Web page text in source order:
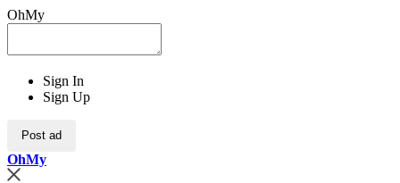
OhMy
Sign In
Sign Up
Post ad
OhMy